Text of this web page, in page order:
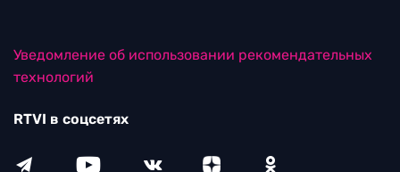
Уведомление об использовании рекомендательных
технологий
RTVI в соцсетях